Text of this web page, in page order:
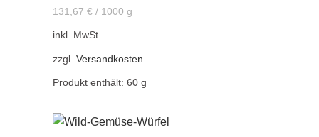
131,67 € / 1000 g
inkl. MwSt.
zzgl. Versandkosten
Produkt enthält: 60 g